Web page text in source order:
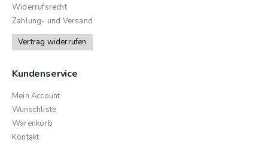
Widerrufsrecht
Zahlung- und Versand
Vertrag widerrufen
Kundenservice
Mein Account
Wunschliste
Warenkorb
Kontakt